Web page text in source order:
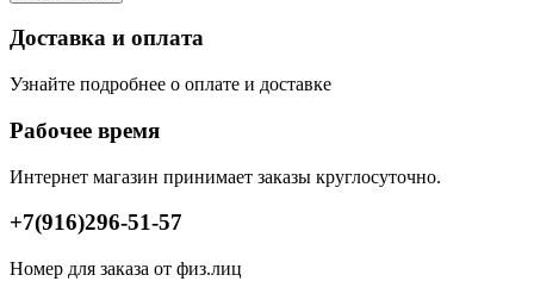
Доставка и оплата
Узнайте подробнее о оплате и доставке
Рабочее время
Интернет магазин принимает заказы круглосуточно.
+7(916)296-51-57
Номер для заказа от физ.лиц